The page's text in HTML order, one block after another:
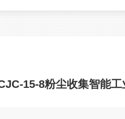
15-8粉尘收集智能